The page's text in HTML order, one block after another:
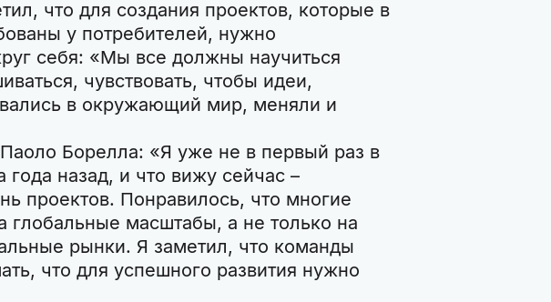
что для создания проектов, которые в
у потребителей, нужно
себя: «Мы все должны научиться
чувствовать, чтобы идеи,
в окружающий мир, меняли и
Борелла: «Я уже не в первый раз в
года назад, и что вижу сейчас –
проектов. Понравилось, что многие
глобальные масштабы, а не только на
рынки. Я заметил, что команды
что для успешного развития нужно